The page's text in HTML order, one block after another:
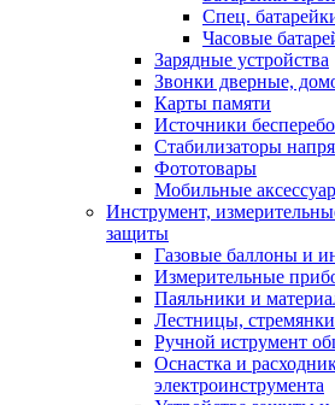
Спец.
Часовые
Зарядные устройства
Звонки дверные,
Карты памяти
Источники
Стабилизаторы
Фототовары
Мобильные
Инструмент,
защиты
Газовые баллоны и
Измерительные
Паяльники и
Лестницы, стремянки
Ручной иструмент
Оснастка и
электроинструмента